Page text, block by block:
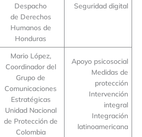
Despacho
de Derechos
Humanos de
Honduras
Seguridad digital
Mario López,
Coordinador del
Grupo de
Comunicaciones
Estratégicas
Unidad Nacional
de Protección de
Colombia
Apoyo psicosocial
Medidas de
protección
Intervención
integral
Integración
latinoamericana